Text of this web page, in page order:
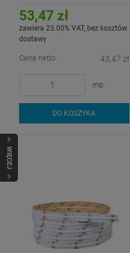
WIĘCEJ
hermetyczna IP67
53,47 zł
zawiera 23.00% VAT, bez kosztów
dostawy
Cena netto: 43,47 zł
mb.
DO KOSZYKA